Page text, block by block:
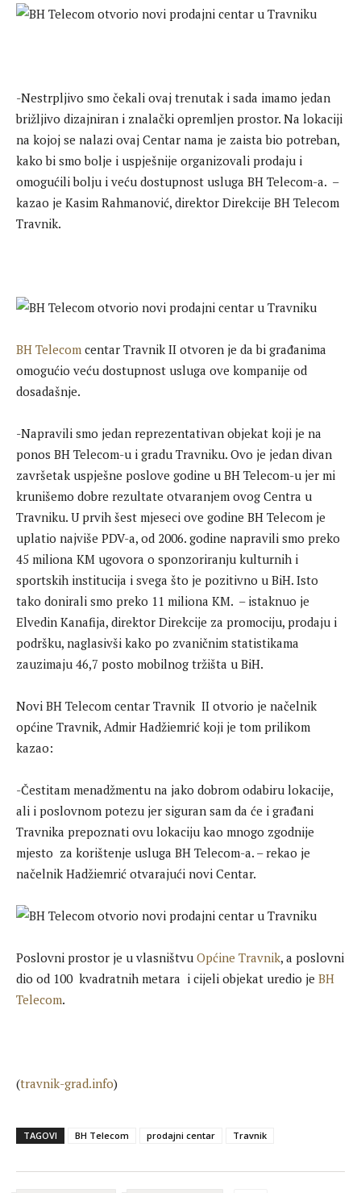
-Nestrpljivo smo čekali ovaj trenutak i sada imamo jedan
brižljivo dizajniran i znalački opremljen prostor. Na lokaciji
na kojoj se nalazi ovaj Centar nama je zaista bio potreban,
kako bi smo bolje i uspješnije organizovali prodaju i
omogućili bolju i veću dostupnost usluga BH Telecom-a. –
kazao je Kasim Rahmanović, direktor Direkcije BH Telecom
Travnik.
BH Telecom centar Travnik II otvoren je da bi građanima
omogućio veću dostupnost usluga ove kompanije od
dosadašnje.
-Napravili smo jedan reprezentativan objekat koji je na
ponos BH Telecom-u i gradu Travniku. Ovo je jedan divan
završetak uspješne poslove godine u BH Telecom-u jer mi
krunišemo dobre rezultate otvaranjem ovog Centra u
Travniku. U prvih šest mjeseci ove godine BH Telecom je
uplatio najviše PDV-a, od 2006. godine napravili smo preko
45 miliona KM ugovora o sponzoriranju kulturnih i
sportskih institucija i svega što je pozitivno u BiH. Isto
tako donirali smo preko 11 miliona KM. – istaknuo je
Elvedin Kanafija, direktor Direkcije za promociju, prodaju i
podršku, naglasivši kako po zvaničnim statistikama
zauzimaju 46,7 posto mobilnog tržišta u BiH.
Novi BH Telecom centar Travnik II otvorio je načelnik
općine Travnik, Admir Hadžiemrić koji je tom prilikom
kazao:
-Čestitam menadžmentu na jako dobrom odabiru lokacije,
ali i poslovnom potezu jer siguran sam da će i građani
Travnika prepoznati ovu lokaciju kao mnogo zgodnije
mjesto za korištenje usluga BH Telecom-a. – rekao je
načelnik Hadžiemrić otvarajući novi Centar.
Poslovni prostor je u vlasništvu Općine Travnik, a poslovni
dio od 100 kvadratnih metara i cijeli objekat uredio je BH
Telecom.
(travnik-grad.info)
TAGOVI BH Telecom prodajni centar Travnik